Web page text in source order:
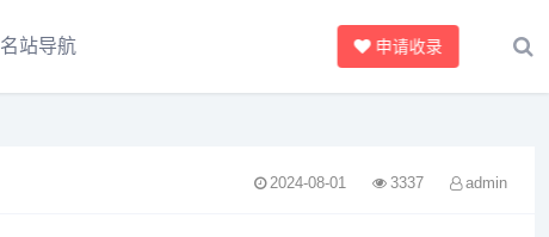
名站导航 申请收录
2024-08-01 3337 admin